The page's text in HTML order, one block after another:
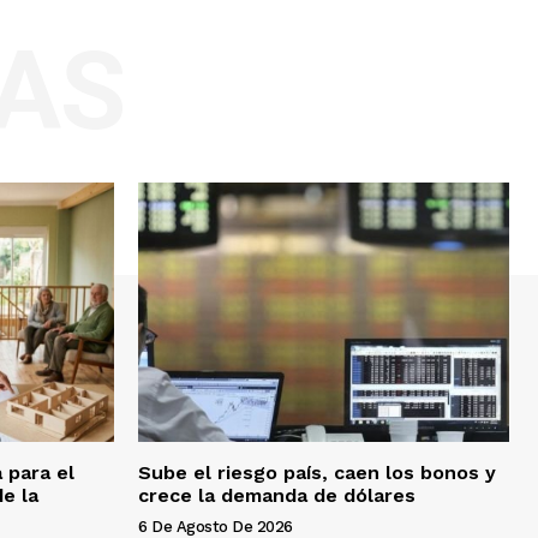
para el
la
Sube el riesgo país, caen los bonos y
crece la demanda de dólares
6 De Agosto De 2026